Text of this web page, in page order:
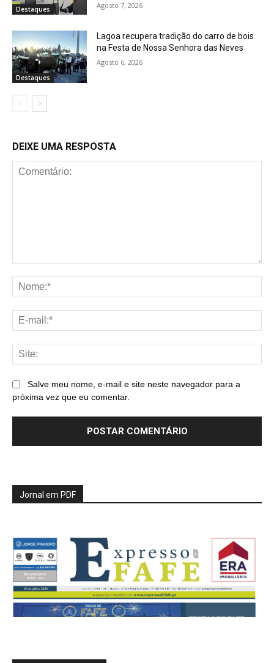
Destaques Agosto 7, 2026
Destaques
Lagoa recupera tradição do carro de bois
na Festa de Nossa Senhora das Neves
Agosto 6, 2026
DEIXE UMA RESPOSTA
Salve meu nome, e-mail e site neste navegador para a
próxima vez que eu comentar.
Jornal em PDF